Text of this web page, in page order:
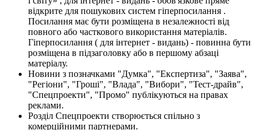
відкрите для пошукових систем гіперпосилання .
Посилання має бути розміщена в незалежності від
повного або часткового використання матеріалів.
Гіперпосилання ( для інтернет - видань) - повинна бути
розміщена в підзаголовку або в першому абзаці
матеріалу.
Новини з позначками "Думка", "Експертиза", "Заява",
"Регіони", "Гроші", "Влада", "Вибори", "Тест-драйв",
"Спецпроекти", "Промо" публікуються на правах
реклами.
Розділ Спецпроекти створюється спільно з
комерційними партнерами.